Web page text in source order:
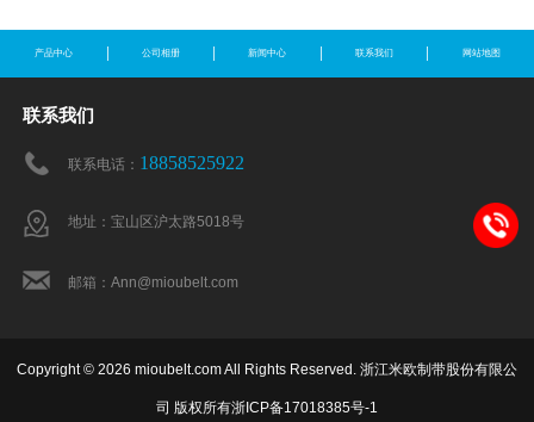
产品中心 公司相册 新闻中心 联系我们 网站地图
联系我们
联系电话： 18858525922
地址：宝山区沪太路5018号
邮箱：Ann@mioubelt.com
Copyright © 2026 mioubelt.com All Rights Reserved. 浙江米欧制带股份有限公
司 版权所有浙ICP备17018385号-1